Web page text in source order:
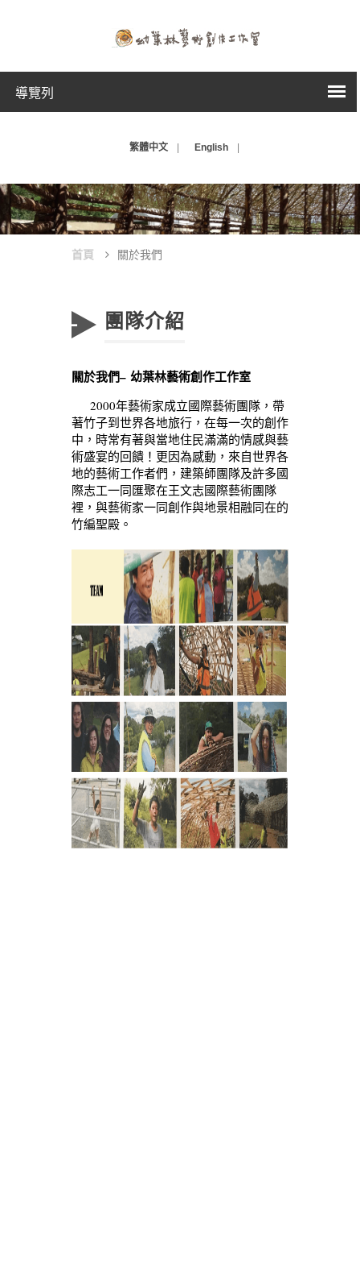
導覽列
繁體中文 English
首頁 關於我們
團隊介紹
關於我們– 幼葉林藝術創作工作室
2000年藝術家成立國際藝術團隊，帶
著竹子到世界各地旅行，在每一次的創作
中，時常有著與當地住民滿滿的情感與藝
術盛宴的回饋！更因為感動，來自世界各
地的藝術工作者們，建築師團隊及許多國
際志工一同匯聚在王文志國際藝術團隊
裡，與藝術家一同創作與地景相融同在的
竹編聖殿。